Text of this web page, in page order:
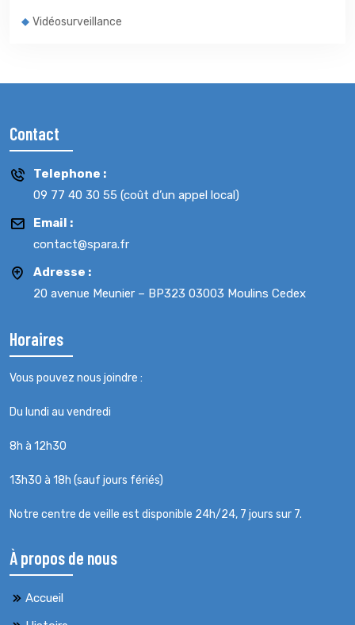
Vidéosurveillance
Contact
Telephone :
09 77 40 30 55 (coût d’un appel local)
Email :
contact@spara.fr
Adresse :
20 avenue Meunier – BP323 03003 Moulins Cedex
Horaires
Vous pouvez nous joindre :
Du lundi au vendredi
8h à 12h30
13h30 à 18h (sauf jours fériés)
Notre centre de veille est disponible 24h/24, 7 jours sur 7.
À propos de nous
Accueil